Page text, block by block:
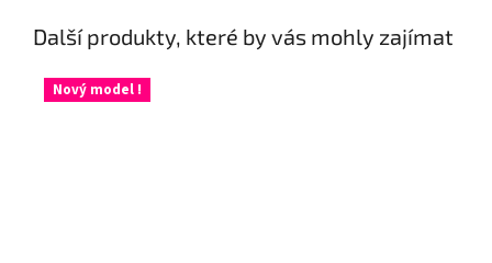
Další produkty, které by vás mohly zajímat
Nový model !